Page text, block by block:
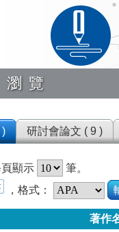
瀏覽
研討會論文 ( 9 )
顯示
筆。
，格式：
著作